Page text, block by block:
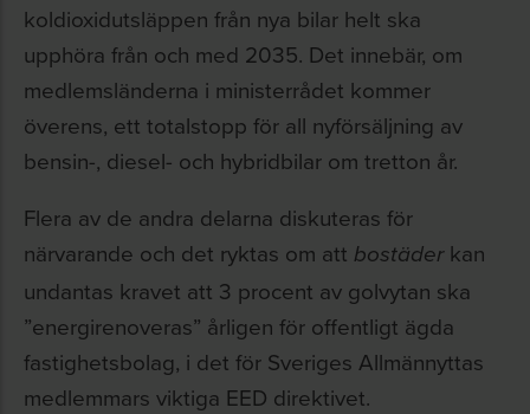
koldioxidutsläppen från nya bilar helt ska
upphöra från och med 2035. Det innebär, om
medlemsländerna i ministerrådet kommer
överens, ett totalstopp för all nyförsäljning av
bensin-, diesel- och hybridbilar om tretton år.
Flera av de andra delarna diskuteras för
närvarande och det ryktas om att bostäder kan
undantas kravet att 3 procent av golvytan ska
”energirenoveras” årligen för offentligt ägda
fastighetsbolag, i det för Sveriges Allmännyttas
medlemmars viktiga EED direktivet.